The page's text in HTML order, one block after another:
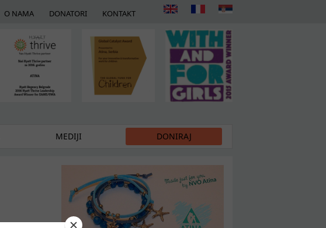
O NAMA DONATORI KONTAKT
MEDIJI DONIRAJ